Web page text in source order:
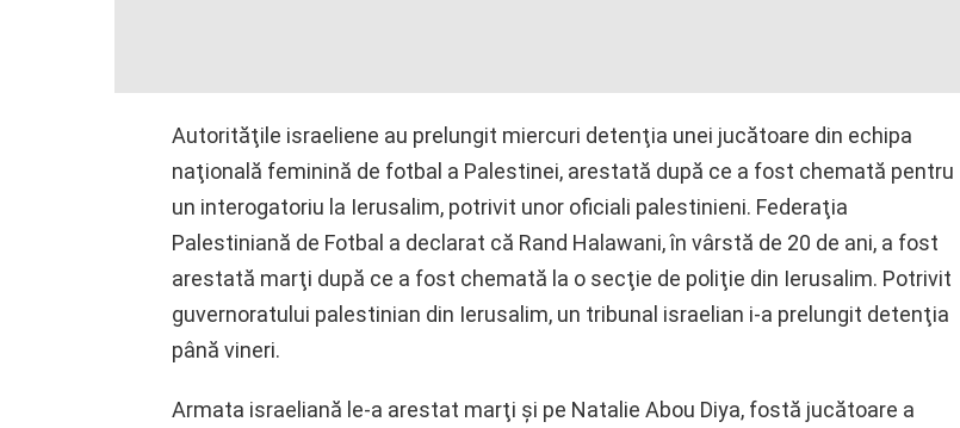
Autorităţile israeliene au prelungit miercuri detenţia unei jucătoare din echipa
naţională feminină de fotbal a Palestinei, arestată după ce a fost chemată pentru
un interogatoriu la Ierusalim, potrivit unor oficiali palestinieni. Federaţia
Palestiniană de Fotbal a declarat că Rand Halawani, în vârstă de 20 de ani, a fost
arestată marţi după ce a fost chemată la o secţie de poliţie din Ierusalim. Potrivit
guvernoratului palestinian din Ierusalim, un tribunal israelian i-a prelungit detenţia
până vineri.
Armata israeliană le-a arestat marţi şi pe Natalie Abou Diya, fostă jucătoare a